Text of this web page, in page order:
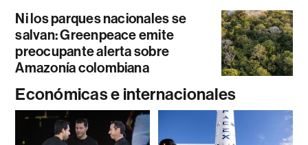
Ni los parques nacionales se
salvan: Greenpeace emite
preocupante alerta sobre
Amazonía colombiana
Económicas e internacionales